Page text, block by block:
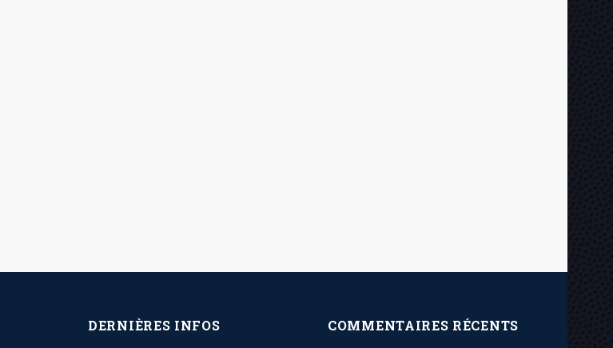
DERNIÈRES INFOS COMMENTAIRES RÉCENTS